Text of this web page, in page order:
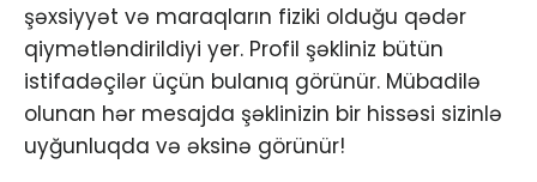
şəxsiyyət və maraqların fiziki olduğu qədər
qiymətləndirildiyi yer. Profil şəkliniz bütün
istifadəçilər üçün bulanıq görünür. Mübadilə
olunan hər mesajda şəklinizin bir hissəsi sizinlə
uyğunluqda və əksinə görünür!